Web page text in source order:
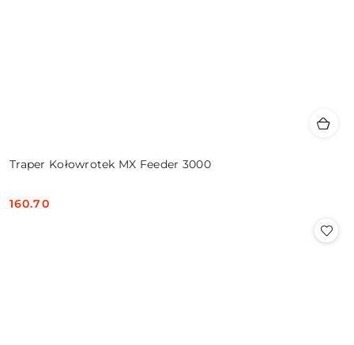
Traper Kołowrotek MX Feeder 3000
Cena:
160.70